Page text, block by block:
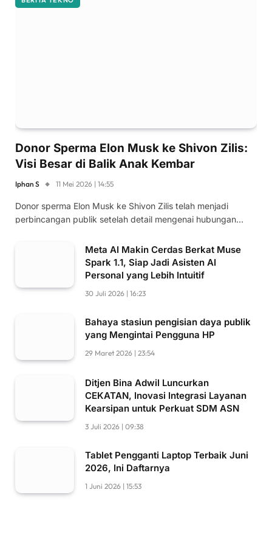
Donor Sperma Elon Musk ke Shivon Zilis:
Visi Besar di Balik Anak Kembar
Iphan S 11 Mei 2026 | 14:55
Donor sperma Elon Musk ke Shivon Zilis telah menjadi
perbincangan publik setelah detail mengenai hubungan…
Meta AI Makin Cerdas Berkat Muse
Spark 1.1, Siap Jadi Asisten AI
Personal yang Lebih Intuitif
30 Juli 2026 | 16:23
Bahaya stasiun pengisian daya publik
yang Mengintai Pengguna HP
29 Maret 2026 | 23:54
Ditjen Bina Adwil Luncurkan
CEKATAN, Inovasi Integrasi Layanan
Kearsipan untuk Perkuat SDM ASN
3 Juli 2026 | 09:38
Tablet Pengganti Laptop Terbaik Juni
2026, Ini Daftarnya
1 Juni 2026 | 15:53